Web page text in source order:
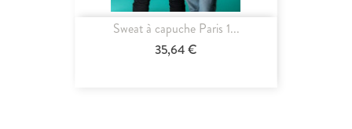
Sweat à capuche Paris 1...
35,64 €